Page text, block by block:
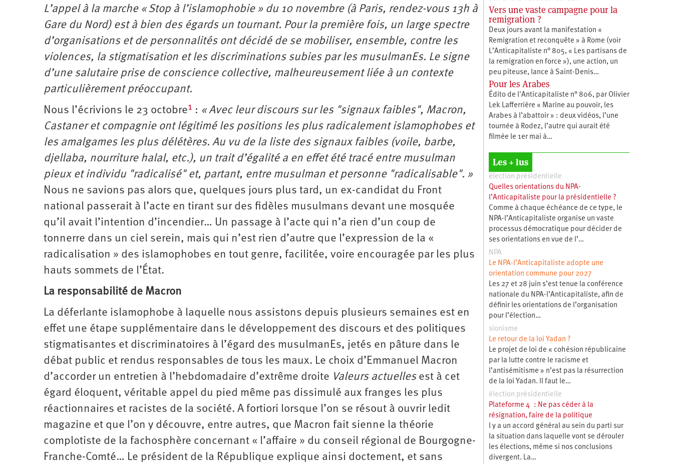
L’appel à la marche « Stop à l’islamophobie » du 10 novembre (à Paris, rendez-vous 13h à
Gare du Nord) est à bien des égards un tournant. Pour la première fois, un large spectre
d’organisations et de personnalités ont décidé de se mobiliser, ensemble, contre les
violences, la stigmatisation et les discriminations subies par les musulmanEs. Le signe
d’une salutaire prise de conscience collective, malheureusement liée à un contexte
particulièrement préoccupant.
Nous l’écrivions le 23 octobre1 : « Avec leur discours sur les "signaux faibles", Macron,
Castaner et compagnie ont légitimé les positions les plus radicalement islamophobes et
les amalgames les plus délétères. Au vu de la liste des signaux faibles (voile, barbe,
djellaba, nourriture halal, etc.), un trait d’égalité a en effet été tracé entre musulman
pieux et individu "radicalisé" et, partant, entre musulman et personne "radicalisable". »
Nous ne savions pas alors que, quelques jours plus tard, un ex-candidat du Front
national passerait à l’acte en tirant sur des fidèles musulmans devant une mosquée
qu’il avait l’intention d’incendier… Un passage à l’acte qui n’a rien d’un coup de
tonnerre dans un ciel serein, mais qui n’est rien d’autre que l’expression de la «
radicalisation » des islamophobes en tout genre, facilitée, voire encouragée par les plus
hauts sommets de l’État.
La responsabilité de Macron
La déferlante islamophobe à laquelle nous assistons depuis plusieurs semaines est en
effet une étape supplémentaire dans le développement des discours et des politiques
stigmatisantes et discriminatoires à l’égard des musulmanEs, jetés en pâture dans le
débat public et rendus responsables de tous les maux. Le choix d’Emmanuel Macron
d’accorder un entretien à l’hebdomadaire d’extrême droite Valeurs actuellesest à cet
égard éloquent, véritable appel du pied même pas dissimulé aux franges les plus
réactionnaires et racistes de la société. A fortiori lorsque l’on se résout à ouvrir ledit
magazine et que l’on y découvre, entre autres, que Macron fait sienne la théorie
complotiste de la facho­sphère concernant « l’affaire » du conseil régional de Bourgogne-
Franche-Comté… Le président de la République explique ainsi doctement, et sans
Vers une vaste campagne pour la
remigration ?
Deux jours avant la manifestation «
Remigration et reconquête » à Rome (voir
L’Anticapitaliste n° 805, « Les partisans de
la remigration en force »), une action, un
peu piteuse, lance à Saint-Denis…
Pour les Arabes
Édito de l'Anticapitaliste n° 806, par Olivier
Lek Lafferrière « Marine au pouvoir, les
Arabes à l’abattoir » : deux vidéos, l’une
tournée à Rodez, l’autre qui aurait été
filmée le 1er mai à…
Les + lus
élection présidentielle
Quelles orientations du NPA-
l’Anticapitaliste pour la présidentielle ?
Comme à chaque échéance de ce type, le
NPA-l’Anticapitaliste organise un vaste
processus démocratique pour décider de
ses orientations en vue de l’…
NPA
Le NPA-l’Anticapitaliste adopte une
orientation commune pour 2027
Les 27 et 28 juin s’est tenue la conférence
nationale du NPA-l’Anticapitaliste, afin de
définir les orientations de l’organisation
pour l’élection…
sionisme
Le retour de la loi Yadan ?
Le projet de loi de « cohésion républicaine
par la lutte contre le racisme et
l’antisémitisme » n’est pas la résurrection
de la loi Yadan. Il faut le…
élection présidentielle
Plateforme 4 : Ne pas céder à la
résignation, faire de la politique
l y a un accord général au sein du parti sur
la situation dans laquelle vont se dérouler
les élections, même si nos conclusions
divergent. La…